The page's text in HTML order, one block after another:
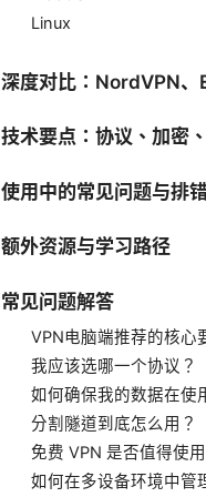
Linux
深度对比：NordVPN
技术要点：协议、加密
使用中的常见问题与排
额外资源与学习路径
常见问题解答
VPN电脑端推荐的核心
我应该选哪一个协议？
如何确保我的数据在使
分割隧道到底怎么用？
免费 VPN 是否值得使用
如何在多设备环境中管